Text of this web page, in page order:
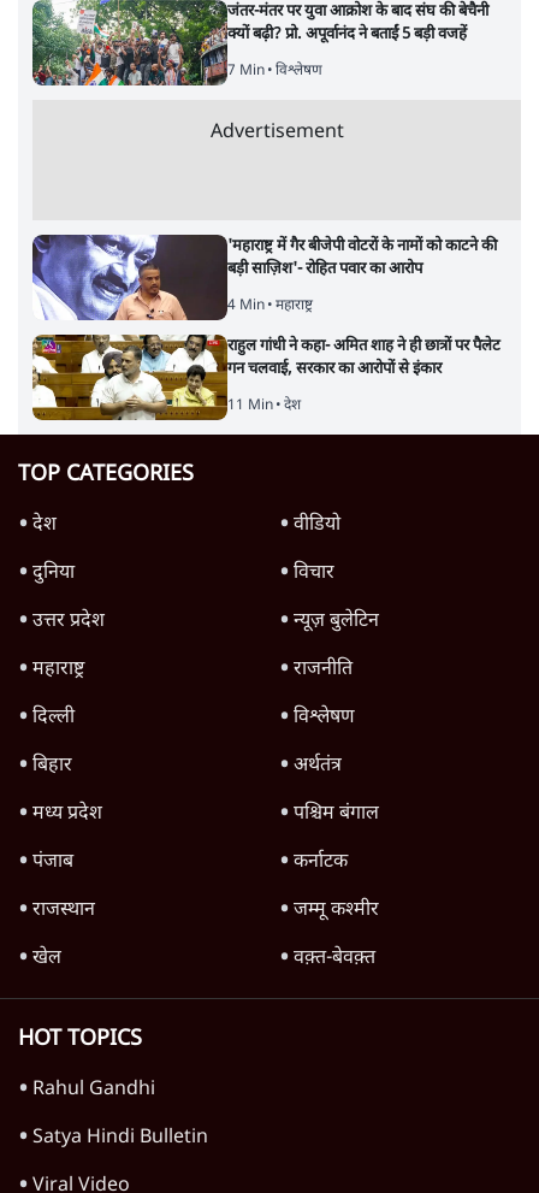
जंतर-मंतर पर युवा आक्रोश के बाद संघ की बेचैनी
क्यों बढ़ी? प्रो. अपूर्वानंद ने बताईं 5 बड़ी वजहें
7 Min• विश्लेषण
Advertisement
'महाराष्ट्र में गैर बीजेपी वोटरों के नामों को काटने की
बड़ी साज़िश'- रोहित पवार का आरोप
4 Min• महाराष्ट्र
राहुल गांधी ने कहा- अमित शाह ने ही छात्रों पर पैलेट
गन चलवाई, सरकार का आरोपों से इंकार
11 Min• देश
TOP CATEGORIES
देश
वीडियो
दुनिया
विचार
उत्तर प्रदेश
न्यूज़ बुलेटिन
महाराष्ट्र
राजनीति
दिल्ली
विश्लेषण
बिहार
अर्थतंत्र
मध्य प्रदेश
पश्चिम बंगाल
पंजाब
कर्नाटक
राजस्थान
जम्मू कश्मीर
खेल
वक़्त-बेवक़्त
HOT TOPICS
Rahul Gandhi
Satya Hindi Bulletin
Viral Video